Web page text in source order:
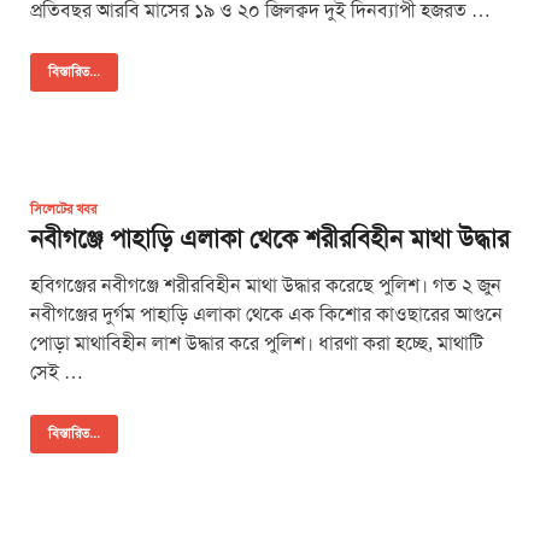
প্রতিবছর আরবি মাসের ১৯ ও ২০ জিলক্বদ দুই দিনব্যাপী হজরত …
বিস্তারিত...
সিলেটের খবর
নবীগঞ্জে পাহাড়ি এলাকা থেকে শরীরবিহীন মাথা উদ্ধার
হবিগঞ্জের নবীগঞ্জে শরীরবিহীন মাথা উদ্ধার করেছে পুলিশ। গত ২ জুন
নবীগঞ্জের দুর্গম পাহাড়ি এলাকা থেকে এক কিশোর কাওছারের আগুনে
পোড়া মাথাবিহীন লাশ উদ্ধার করে পুলিশ। ধারণা করা হচ্ছে, মাথাটি
সেই …
বিস্তারিত...